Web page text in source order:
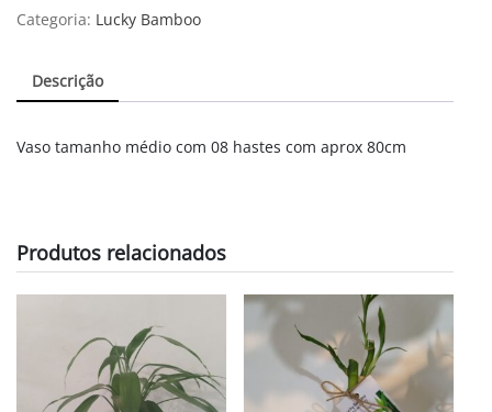
de
com
08
quantity
Categoria: Lucky Bamboo
Descrição
Vaso tamanho médio com 08 hastes com aprox 80cm
Produtos relacionados